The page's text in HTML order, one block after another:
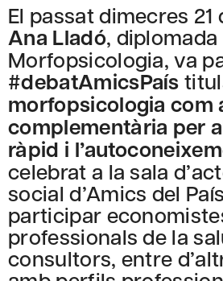
El passat dimecres
Ana Lladó, diplomada
Morfopsicologia, va
#debatAmicsPaís
morfopsicologia com
complementària per
ràpid i
celebrat a la sala
social d’Amics del
participar
professionals de la
consultors, entre